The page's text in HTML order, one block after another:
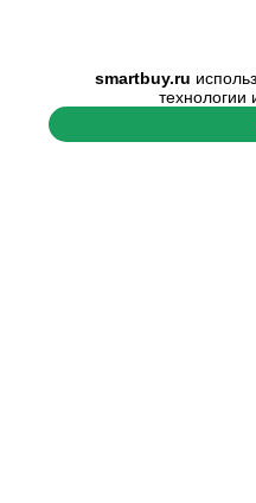
smartbuy.ru
технологии